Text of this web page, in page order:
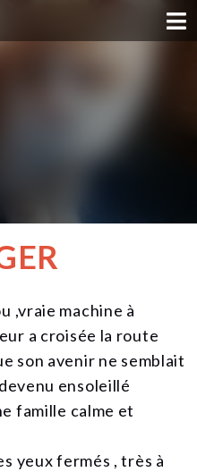
SOUTENIR
,vraie machine à
a croisée la route
son avenir ne semblait
ensoleillé
famille calme et
yeux fermés , très à